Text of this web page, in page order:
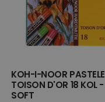
KOH-I-NOOR PASTELE
TOISON D'OR 18 KOL -
SOFT